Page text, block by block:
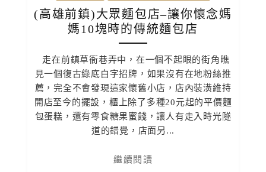
(高雄前鎮)大眾麵包店–讓你懷念媽
媽10塊時的傳統麵包店
走在前鎮草衙巷弄中，在一個不起眼的街角瞧
見一個復古綠底白字招牌，如果沒有在地粉絲推
薦，完全不會發現這家懷舊小店，店內裝潢維持
開店至今的擺設，櫃上除了多種20元起的平價麵
包蛋糕，還有零食糖果蜜餞，讓人有走入時光隧
道的錯覺，店面另...
繼續閱讀